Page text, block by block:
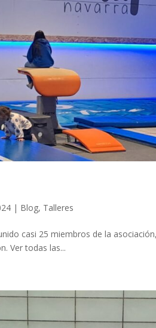
| Blog, Talleres
casi 25 miembros de la
Ver todas las...